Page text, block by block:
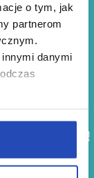
o tym, jak
partnerom
danymi
Bajki!